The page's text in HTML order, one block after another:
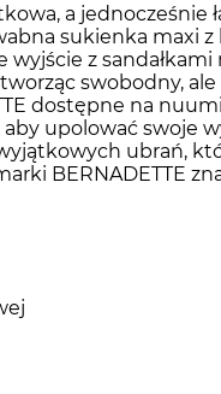
a jednocześnie
sukienka maxi
z
swobodny,
dostępne na
upolować swoje
ubrań,
BERNADETTE